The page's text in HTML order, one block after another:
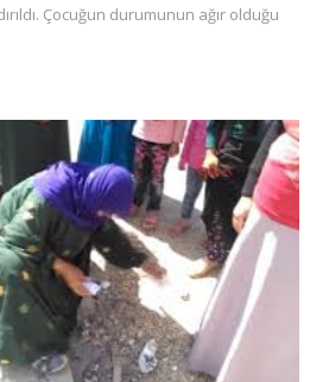
Çocuğun durumunun ağır olduğu